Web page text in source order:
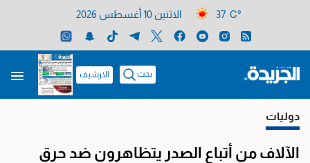
37 C° الاثنين 10 أغسطس 2026
بحث الارشيف
دوليات
الآلاف من أتباع الصدر يتظاهرون ضد حرق